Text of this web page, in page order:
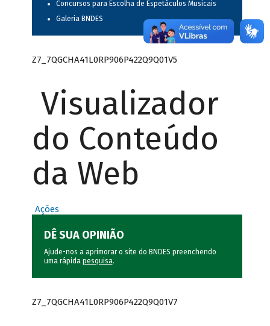
Concursos para Escolha de Espetáculos Musicais
Galeria BNDES
Z7_7QGCHA41L0RP906P422Q9Q01V5
Visualizador
do Conteúdo
da Web
Ações
DÊ SUA OPINIÃO
Ajude-nos a aprimorar o site do BNDES preenchendo
uma rápida pesquisa.
Z7_7QGCHA41L0RP906P422Q9Q01V7